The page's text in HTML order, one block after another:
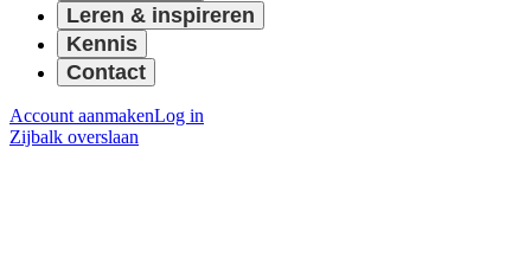
Leren & inspireren
Kennis
Contact
Account aanmakenLog in
Zijbalk overslaan